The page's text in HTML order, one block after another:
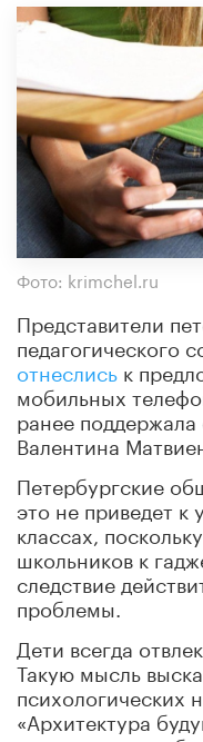
Фото: krimchel.ru
Представители
педагогического
отнеслись к
мобильных
ранее
Валентина
Петербургские
это не приведет
классах,
школьников к
следствие
проблемы.
Дети всегда
Такую мысль
«Архитектура